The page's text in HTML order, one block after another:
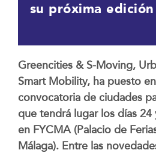
su próxima edición
Greencities & S-Moving,
Smart Mobility, ha puesto
convocatoria de ciudades
que tendrá lugar los días
en FYCMA (Palacio de
Málaga). Entre las